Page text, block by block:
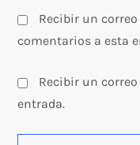
Recibir un
comentarios a esta
Recibir un
entrada.